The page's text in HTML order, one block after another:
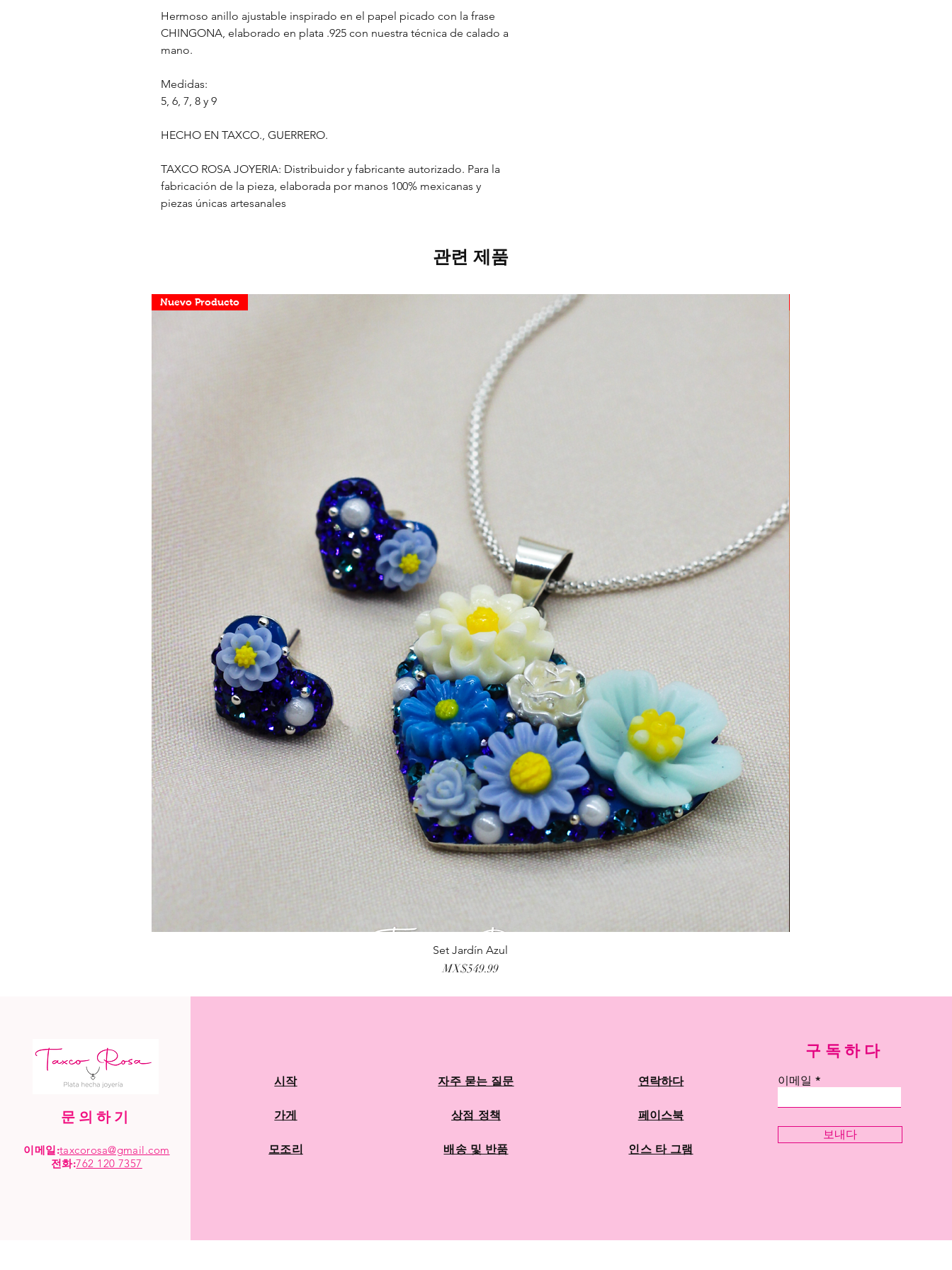
Hermoso anillo ajustable inspirado en el papel picado con la frase
CHINGONA, elaborado en plata .925 con nuestra técnica de calado a
mano.
Medidas:
5, 6, 7, 8 y 9
HECHO EN TAXCO., GUERRERO.
TAXCO ROSA JOYERIA: Distribuidor y fabricante autorizado. Para la
fabricación de la pieza, elaborada por manos 100% mexicanas y
piezas únicas artesanales
관련 제품
제품보기
Nuevo Producto
Set Jardín Azul
가격
MX$549.99
문의하기
이메일:taxcorosa@gmail.com
전화:762 120 7357
자주 묻는 질문
상점 정책
배송 및 반품
구독하다
이메일
보내다
연락하다
페이스북
인스 타 그램
시작
가게
모조리